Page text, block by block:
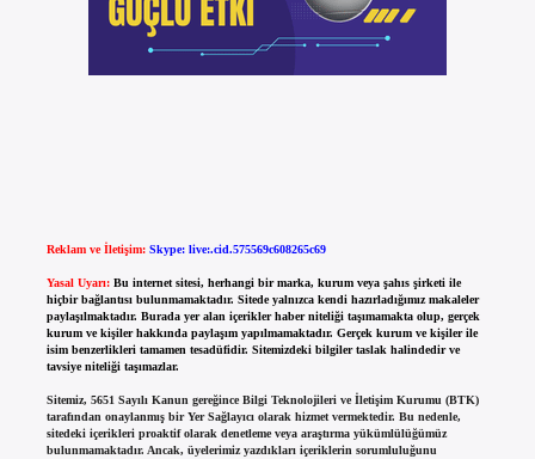
Reklam ve İletişim: Skype: live:.cid.575569c608265c69
Yasal Uyarı: Bu internet sitesi, herhangi bir marka, kurum veya şahıs şirketi ile
hiçbir bağlantısı bulunmamaktadır. Sitede yalnızca kendi hazırladığımız makaleler
paylaşılmaktadır. Burada yer alan içerikler haber niteliği taşımamakta olup, gerçek
kurum ve kişiler hakkında paylaşım yapılmamaktadır. Gerçek kurum ve kişiler ile
isim benzerlikleri tamamen tesadüfidir. Sitemizdeki bilgiler taslak halindedir ve
tavsiye niteliği taşımazlar.
Sitemiz, 5651 Sayılı Kanun gereğince Bilgi Teknolojileri ve İletişim Kurumu (BTK)
tarafından onaylanmış bir Yer Sağlayıcı olarak hizmet vermektedir. Bu nedenle,
sitedeki içerikleri proaktif olarak denetleme veya araştırma yükümlülüğümüz
bulunmamaktadır. Ancak, üyelerimiz yazdıkları içeriklerin sorumluluğunu